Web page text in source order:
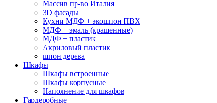
Массив пр-во Италия
3D фасады
Кухни МДФ + экошпон ПВХ
МДФ + эмаль (крашенные)
МДФ + пластик
Акриловый пластик
шпон дерева
Шкафы
Шкафы встроенные
Шкафы корпусные
Наполнение для шкафов
Гардеробные